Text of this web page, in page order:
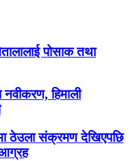
पोसाक तथा
नवीकरण, हिमाली
ठेउला संक्रमण देखिएपछि
आग्रह